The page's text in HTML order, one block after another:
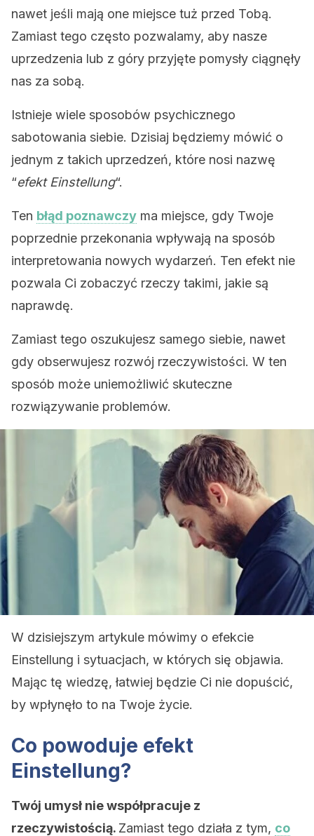
nawet jeśli mają one miejsce tuż przed Tobą.
Zamiast tego często pozwalamy, aby nasze
uprzedzenia lub z góry przyjęte pomysły ciągnęły
nas za sobą.
Istnieje wiele sposobów psychicznego
sabotowania siebie. Dzisiaj będziemy mówić o
jednym z takich uprzedzeń, które nosi nazwę
“efekt Einstellung“.
Ten błąd poznawczy ma miejsce, gdy Twoje
poprzednie przekonania wpływają na sposób
interpretowania nowych wydarzeń. Ten efekt nie
pozwala Ci zobaczyć rzeczy takimi, jakie są
naprawdę.
Zamiast tego oszukujesz samego siebie, nawet
gdy obserwujesz rozwój rzeczywistości. W ten
sposób może uniemożliwić skuteczne
rozwiązywanie problemów.
W dzisiejszym artykule mówimy o efekcie
Einstellung i sytuacjach, w których się objawia.
Mając tę wiedzę, łatwiej będzie Ci nie dopuścić,
by wpłynęło to na Twoje życie.
Co powoduje efekt
Einstellung?
Twój umysł nie współpracuje z
rzeczywistością. Zamiast tego działa z tym, co